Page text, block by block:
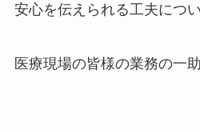
安心を伝えられる工夫につ
医療現場の皆様の業務の一